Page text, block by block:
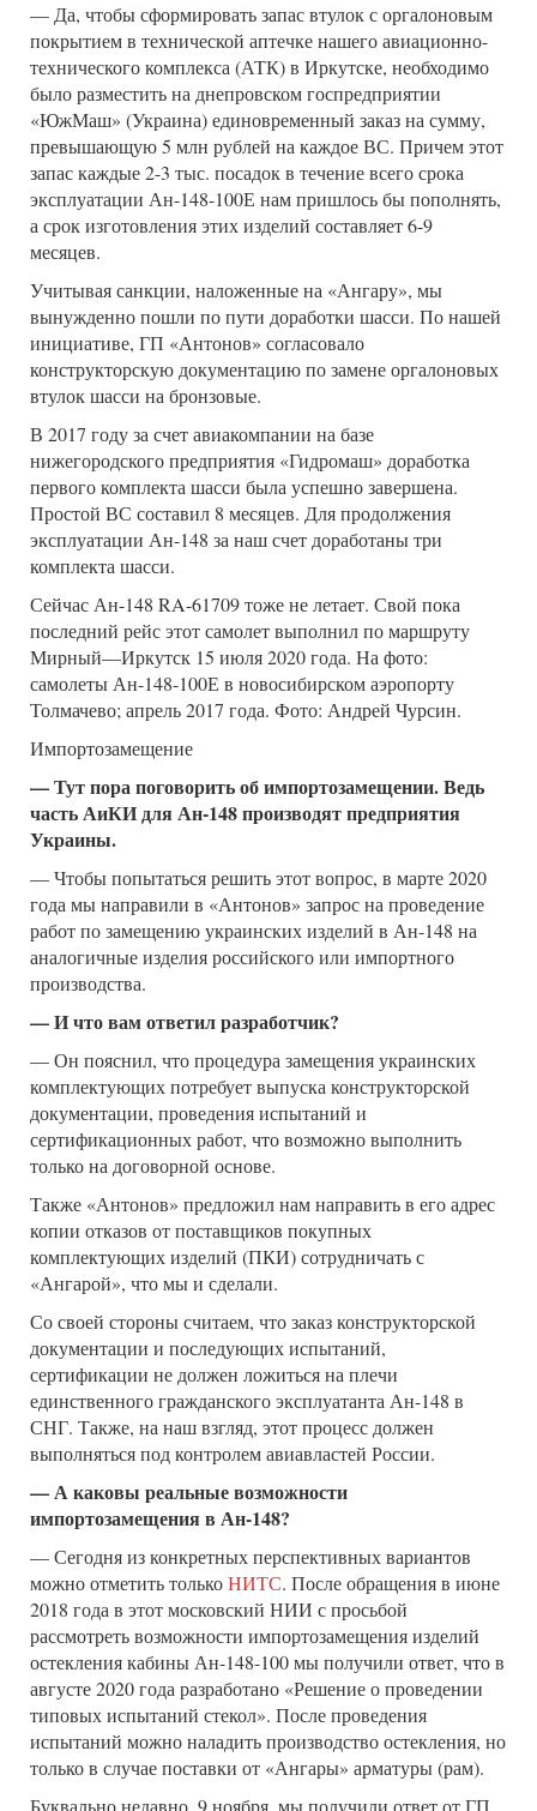
— Да, чтобы сформировать запас втулок с оргалоновым
покрытием в технической аптечке нашего авиационно-
технического комплекса (АТК) в Иркутске, необходимо
было разместить на днепровском госпредприятии
«ЮжМаш» (Украина) единовременный заказ на сумму,
превышающую 5 млн рублей на каждое ВС. Причем этот
запас каждые 2-3 тыс. посадок в течение всего срока
эксплуатации Ан-148-100Е нам пришлось бы пополнять,
а срок изготовления этих изделий составляет 6-9
месяцев.
Учитывая санкции, наложенные на «Ангару», мы
вынужденно пошли по пути доработки шасси. По нашей
инициативе, ГП «Антонов» согласовало
конструкторскую документацию по замене оргалоновых
втулок шасси на бронзовые.
В 2017 году за счет авиакомпании на базе
нижегородского предприятия «Гидромаш» доработка
первого комплекта шасси была успешно завершена.
Простой ВС составил 8 месяцев. Для продолжения
эксплуатации Ан-148 за наш счет доработаны три
комплекта шасси.
Сейчас Ан-148 RA-61709 тоже не летает. Свой пока
последний рейс этот самолет выполнил по маршруту
Мирный—Иркутск 15 июля 2020 года. На фото:
самолеты Ан-148-100Е в новосибирском аэропорту
Толмачево; апрель 2017 года. Фото: Андрей Чурсин.
Импортозамещение
— Тут пора поговорить об импортозамещении. Ведь
часть АиКИ для Ан-148 производят предприятия
Украины.
— Чтобы попытаться решить этот вопрос, в марте 2020
года мы направили в «Антонов» запрос на проведение
работ по замещению украинских изделий в Ан-148 на
аналогичные изделия российского или импортного
производства.
— И что вам ответил разработчик?
— Он пояснил, что процедура замещения украинских
комплектующих потребует выпуска конструкторской
документации, проведения испытаний и
сертификационных работ, что возможно выполнить
только на договорной основе.
Также «Антонов» предложил нам направить в его адрес
копии отказов от поставщиков покупных
комплектующих изделий (ПКИ) сотрудничать с
«Ангарой», что мы и сделали.
Со своей стороны считаем, что заказ конструкторской
документации и последующих испытаний,
сертификации не должен ложиться на плечи
единственного гражданского эксплуатанта Ан-148 в
СНГ. Также, на наш взгляд, этот процесс должен
выполняться под контролем авиавластей России.
— А каковы реальные возможности
импортозамещения в Ан-148?
— Сегодня из конкретных перспективных вариантов
можно отметить толькоНИТС. После обращения в июне
2018 года в этот московский НИИ с просьбой
рассмотреть возможности импортозамещения изделий
остекления кабины Ан-148-100 мы получили ответ, что в
августе 2020 года разработано «Решение о проведении
типовых испытаний стекол». После проведения
испытаний можно наладить производство остекления, но
только в случае поставки от «Ангары» арматуры (рам).
Буквально недавно, 9 ноября, мы получили ответ от ГП